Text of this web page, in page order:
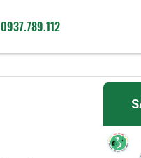
0937.789.112